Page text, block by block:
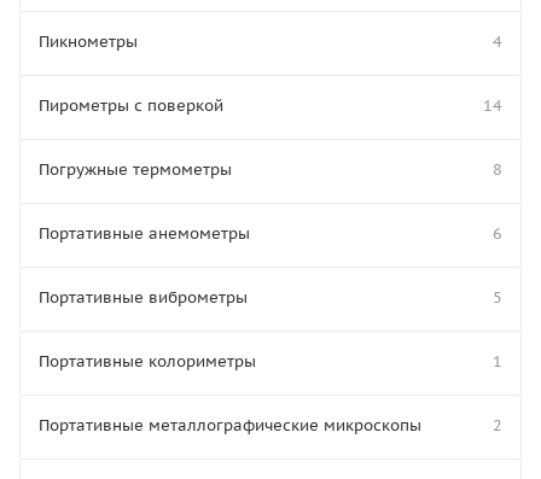
Пикнометры 4
Пирометры с поверкой 14
Погружные термометры 8
Портативные анемометры 6
Портативные виброметры 5
Портативные колориметры 1
Портативные металлографические микроскопы 2